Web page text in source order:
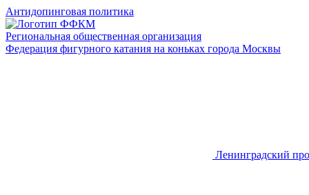
Антидопинговая политика
Региональная общественная организация
Федерация фигурного катания на коньках города Москвы
Ленинградский